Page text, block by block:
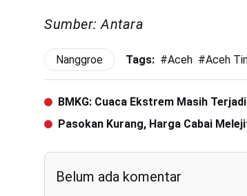
Sumber: Antara
Nanggroe Tags: #Aceh #Aceh
BMKG: Cuaca Ekstrem Masih
Pasokan Kurang, Harga Cabai
Belum ada komentar